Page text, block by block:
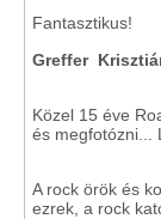
Fantasztikus!
Greffer
Közel 15 éve
és megfotózni...
A rock örök és
ezrek, a rock